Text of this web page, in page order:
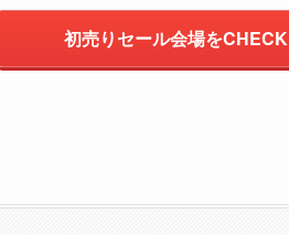
初売りセール会場をCHECK